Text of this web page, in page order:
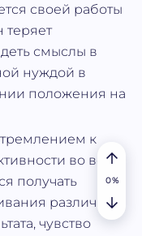
своей работы
теряет
смыслы в
нуждой в
положения на
к
во всех
получать
различных
чувство